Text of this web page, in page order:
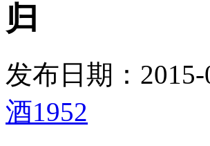
归
发布日期：
酒1952